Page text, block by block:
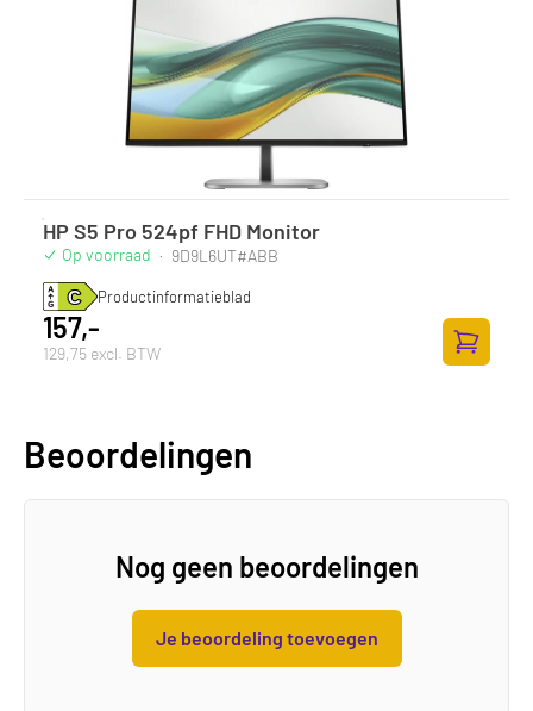
HP S5 Pro 524pf FHD Monitor
Op voorraad · 9D9L6UT#ABB
Productinformatieblad
157,-
129,75 excl. BTW
Beoordelingen
Nog geen beoordelingen
Je beoordeling toevoegen